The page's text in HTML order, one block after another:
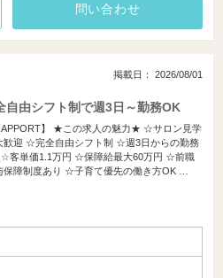
問い合わせ
掲載日： 2026/08/01
自由シフト制で週3日～勤務OK
】 ★この求人の魅力★ ☆サロン見学
歓迎 ☆完全自由シフト制 ☆週3日からの勤務
☆客単価1.1万円 ☆保障給最大60万円 ☆前職
保障制度あり ☆子育て優先の働き方OK …